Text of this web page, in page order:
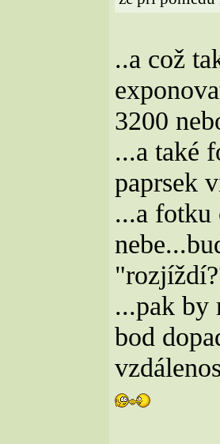
..a což
3200
...a také
paprsek
...a fotku
...pak by
bod